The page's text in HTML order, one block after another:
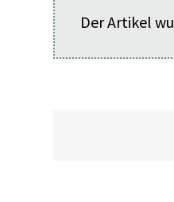
Der Artikel